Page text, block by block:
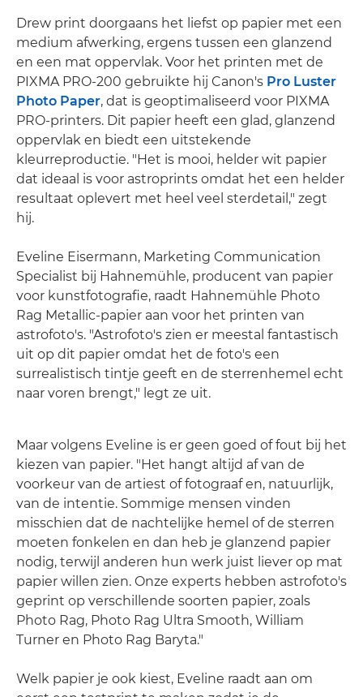
Drew print doorgaans het liefst op papier met een
medium afwerking, ergens tussen een glanzend
en een mat oppervlak. Voor het printen met de
PIXMA PRO-200 gebruikte hij Canon's Pro Luster
Photo Paper, dat is geoptimaliseerd voor PIXMA
PRO-printers. Dit papier heeft een glad, glanzend
oppervlak en biedt een uitstekende
kleurreproductie. "Het is mooi, helder wit papier
dat ideaal is voor astroprints omdat het een helder
resultaat oplevert met heel veel sterdetail," zegt
hij.
Eveline Eisermann, Marketing Communication
Specialist bij Hahnemühle, producent van papier
voor kunstfotografie, raadt Hahnemühle Photo
Rag Metallic-papier aan voor het printen van
astrofoto's. "Astrofoto's zien er meestal fantastisch
uit op dit papier omdat het de foto's een
surrealistisch tintje geeft en de sterrenhemel echt
naar voren brengt," legt ze uit.
Maar volgens Eveline is er geen goed of fout bij het
kiezen van papier. "Het hangt altijd af van de
voorkeur van de artiest of fotograaf en, natuurlijk,
van de intentie. Sommige mensen vinden
misschien dat de nachtelijke hemel of de sterren
moeten fonkelen en dan heb je glanzend papier
nodig, terwijl anderen hun werk juist liever op mat
papier willen zien. Onze experts hebben astrofoto's
geprint op verschillende soorten papier, zoals
Photo Rag, Photo Rag Ultra Smooth, William
Turner en Photo Rag Baryta."
Welk papier je ook kiest, Eveline raadt aan om